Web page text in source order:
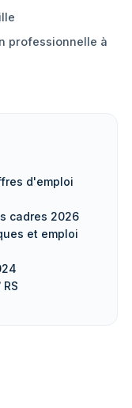
professionnelle à
d'emploi
cadres 2026
et emploi